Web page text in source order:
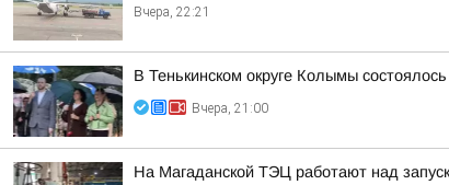
Вчера, 22:21
В Тенькинском округе Колымы
Вчера, 21:00
На Магаданской ТЭЦ работают над